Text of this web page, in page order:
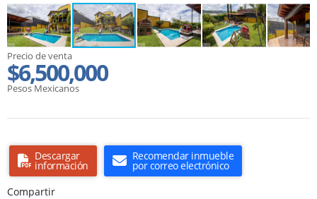
Precio de venta
$6,500,000
Pesos Mexicanos
Descargar
información
Recomendar inmueble
por correo electrónico
Compartir